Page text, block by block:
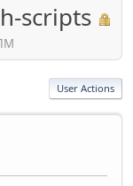
scripts
User Actions